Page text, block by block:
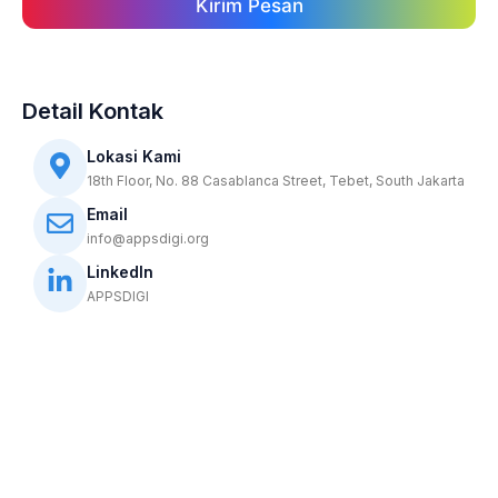
P
n
Kirim Pesan
Detail Kontak
Lokasi Kami
18th Floor, No. 88 Casablanca Street, Tebet, South Jakarta
Email
info@appsdigi.org
LinkedIn
APPSDIGI